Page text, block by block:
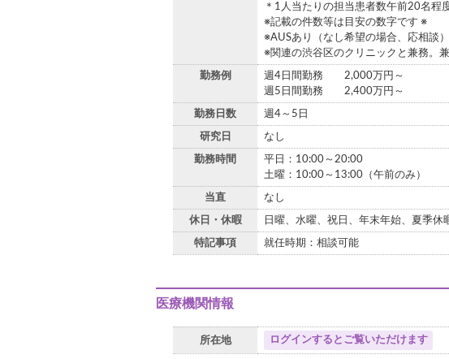
＊1人当たりの担当患者数午前20名程
※記載の件数等は目安の数字です ※
※AUSあり（なし希望の場合、応相談）
※関連の渋谷区のクリニックと兼務。
勤務例
週4日間勤務 2,000万円～
週5日間勤務 2,400万円～
勤務日数 週4～5日
研究日 なし
勤務時間
平日：10:00～20:00
土曜：10:00～13:00（午前のみ）
当直 なし
休日・休暇 日曜、水曜、祝日、年末年始、夏季
特記事項 就任時期：相談可能
医療機関情報
所在地 ログインするとご覧いただけます